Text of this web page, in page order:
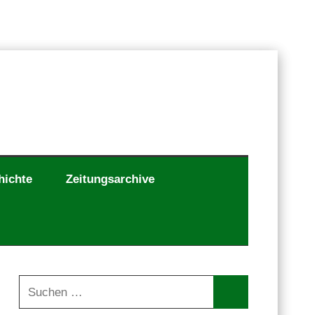
Zeitungsarchive
Suchen
nach: